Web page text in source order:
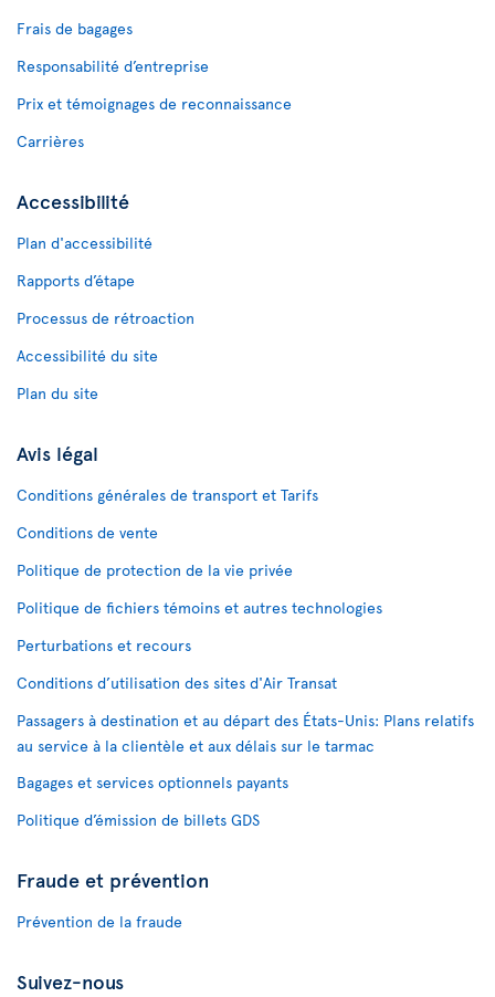
Frais de bagages
Responsabilité d’entreprise
Prix et témoignages de reconnaissance
Carrières
Accessibilité
Plan d'accessibilité
Rapports d’étape
Processus de rétroaction
Accessibilité du site
Plan du site
Avis légal
Conditions générales de transport et Tarifs
Conditions de vente
Politique de protection de la vie privée
Politique de fichiers témoins et autres technologies
Perturbations et recours
Conditions d’utilisation des sites d'Air Transat
Passagers à destination et au départ des États-Unis: Plans relatifs
au service à la clientèle et aux délais sur le tarmac
Bagages et services optionnels payants
Politique d’émission de billets GDS
Fraude et prévention
Prévention de la fraude
Suivez-nous